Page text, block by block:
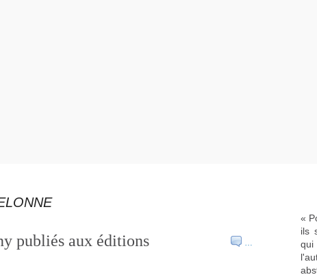
…
publiés aux éditions
«
ils
qui